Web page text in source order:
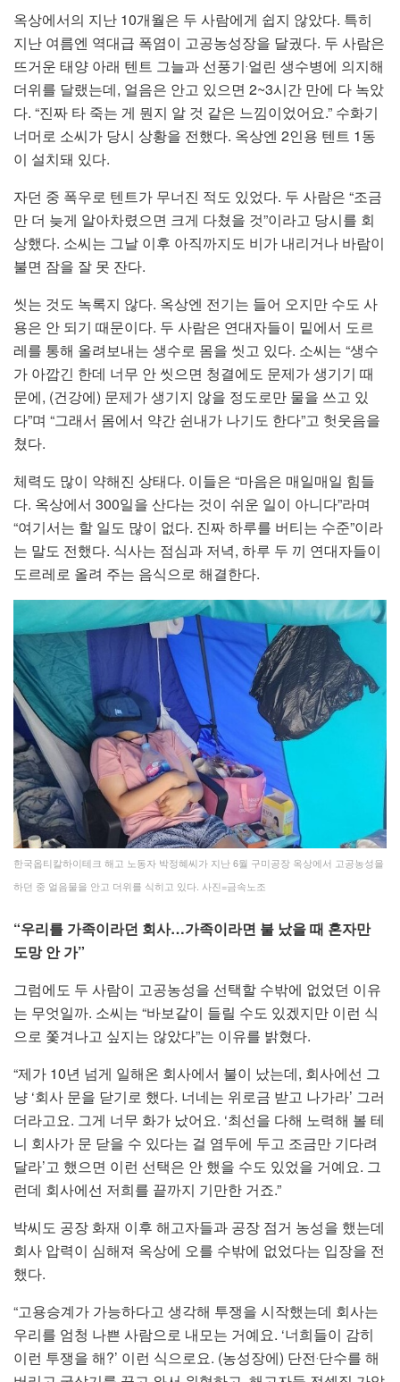
옥상에서의 지난 10개월은 두 사람에게 쉽지 않았다. 특히
지난 여름엔 역대급 폭염이 고공농성장을 달궜다. 두 사람은
뜨거운 태양 아래 텐트 그늘과 선풍기‧얼린 생수병에 의지해
더위를 달랬는데, 얼음은 안고 있으면 2~3시간 만에 다 녹았
다. “진짜 타 죽는 게 뭔지 알 것 같은 느낌이었어요.” 수화기
너머로 소씨가 당시 상황을 전했다. 옥상엔 2인용 텐트 1동
이 설치돼 있다.
자던 중 폭우로 텐트가 무너진 적도 있었다. 두 사람은 “조금
만 더 늦게 알아차렸으면 크게 다쳤을 것”이라고 당시를 회
상했다. 소씨는 그날 이후 아직까지도 비가 내리거나 바람이
불면 잠을 잘 못 잔다.
씻는 것도 녹록지 않다. 옥상엔 전기는 들어 오지만 수도 사
용은 안 되기 때문이다. 두 사람은 연대자들이 밑에서 도르
레를 통해 올려보내는 생수로 몸을 씻고 있다. 소씨는 “생수
가 아깝긴 한데 너무 안 씻으면 청결에도 문제가 생기기 때
문에, (건강에) 문제가 생기지 않을 정도로만 물을 쓰고 있
다”며 “그래서 몸에서 약간 쉰내가 나기도 한다”고 헛웃음을
쳤다.
체력도 많이 약해진 상태다. 이들은 “마음은 매일매일 힘들
다. 옥상에서 300일을 산다는 것이 쉬운 일이 아니다”라며
“여기서는 할 일도 많이 없다. 진짜 하루를 버티는 수준”이라
는 말도 전했다. 식사는 점심과 저녁, 하루 두 끼 연대자들이
도르레로 올려 주는 음식으로 해결한다.
한국옵티칼하이테크 해고 노동자 박정혜씨가 지난 6월 구미공장 옥상에서 고공농성을
하던 중 얼음물을 안고 더위를 식히고 있다. 사진=금속노조
“우리를 가족이라던 회사…가족이라면 불 났을 때 혼자만
도망 안 가”
그럼에도 두 사람이 고공농성을 선택할 수밖에 없었던 이유
는 무엇일까. 소씨는 “바보같이 들릴 수도 있겠지만 이런 식
으로 쫓겨나고 싶지는 않았다”는 이유를 밝혔다.
“제가 10년 넘게 일해온 회사에서 불이 났는데, 회사에선 그
냥 ‘회사 문을 닫기로 했다. 너네는 위로금 받고 나가라’ 그러
더라고요. 그게 너무 화가 났어요. ‘최선을 다해 노력해 볼 테
니 회사가 문 닫을 수 있다는 걸 염두에 두고 조금만 기다려
달라’고 했으면 이런 선택은 안 했을 수도 있었을 거예요. 그
런데 회사에선 저희를 끝까지 기만한 거죠.”
박씨도 공장 화재 이후 해고자들과 공장 점거 농성을 했는데
회사 압력이 심해져 옥상에 오를 수밖에 없었다는 입장을 전
했다.
“고용승계가 가능하다고 생각해 투쟁을 시작했는데 회사는
우리를 엄청 나쁜 사람으로 내모는 거예요. ‘너희들이 감히
이런 투쟁을 해?’ 이런 식으로요. (농성장에) 단전‧단수를 해